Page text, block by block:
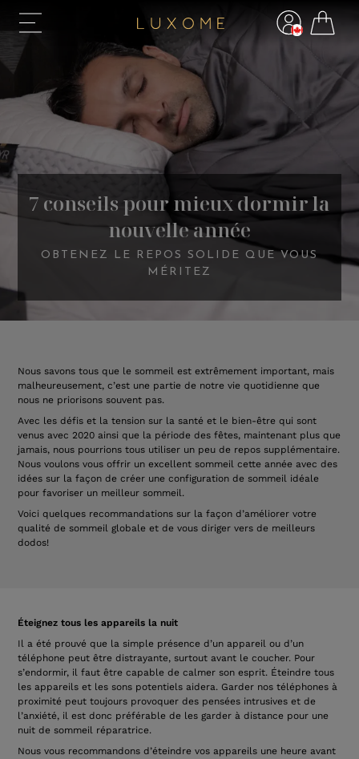
7 conseils pour mieux dormir la
nouvelle année
OBTENEZ LE REPOS SOLIDE QUE VOUS
MÉRITEZ
Nous savons tous que le sommeil est extrêmement important, mais
malheureusement, c’est une partie de notre vie quotidienne que
nous ne priorisons souvent pas.
Avec les défis et la tension sur la santé et le bien-être qui sont
venus avec 2020 ainsi que la période des fêtes, maintenant plus que
jamais, nous pourrions tous utiliser un peu de repos supplémentaire.
Nous voulons vous offrir un excellent sommeil cette année avec des
idées sur la façon de créer une configuration de sommeil idéale
pour favoriser un meilleur sommeil.
Voici quelques recommandations sur la façon d’améliorer votre
qualité de sommeil globale et de vous diriger vers de meilleurs
dodos!
Éteignez tous les appareils la nuit
Il a été prouvé que la simple présence d’un appareil ou d’un
téléphone peut être distrayante, surtout avant le coucher. Pour
s’endormir, il faut être capable de calmer son esprit. Éteindre tous
les appareils et les sons potentiels aidera. Garder nos téléphones à
proximité peut toujours provoquer des pensées intrusives et de
l’anxiété, il est donc préférable de les garder à distance pour une
nuit de sommeil réparatrice.
Nous vous recommandons d’éteindre vos appareils une heure avant